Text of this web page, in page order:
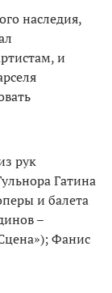
наследия,
и
рук
Гатина
и балета
–
Фанис